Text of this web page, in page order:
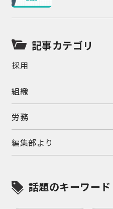
記事カテゴリ
採用
組織
労務
編集部より
話題のキーワード